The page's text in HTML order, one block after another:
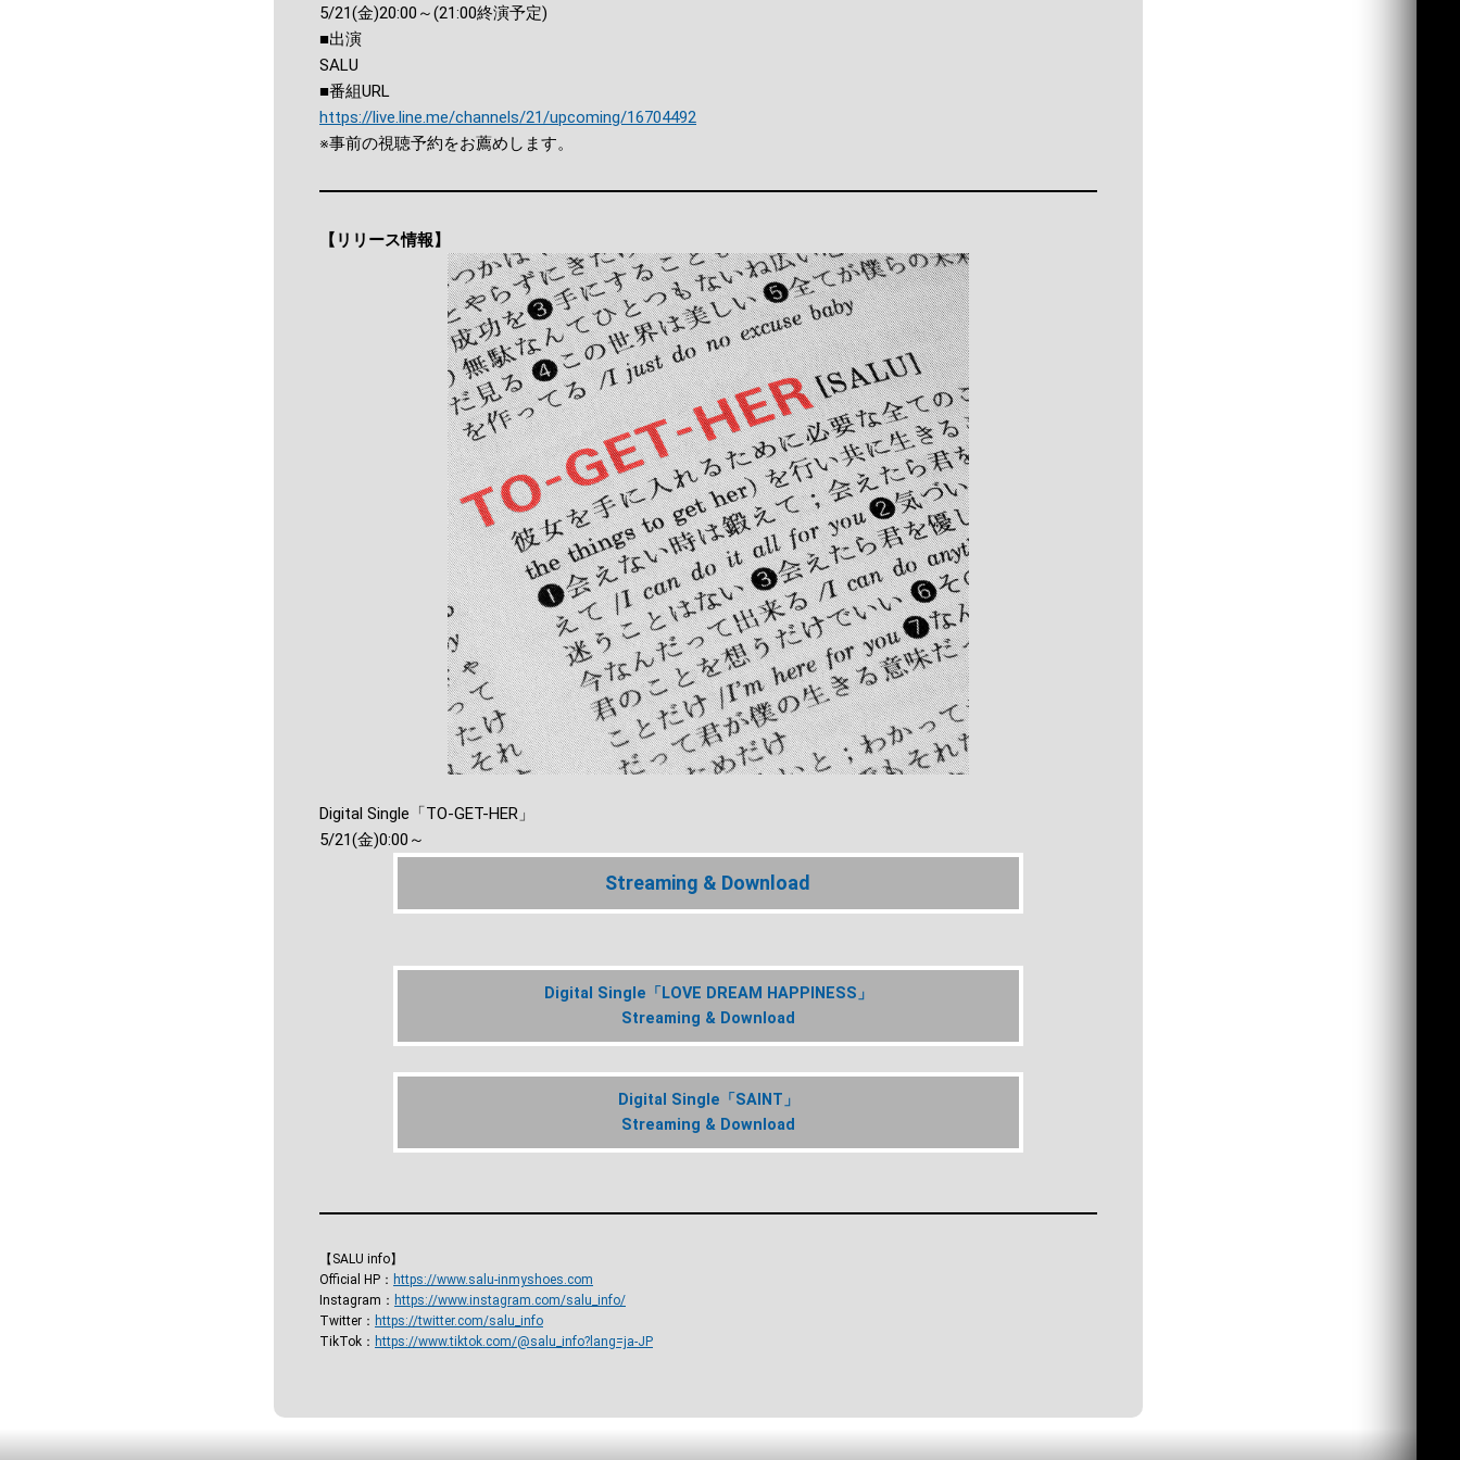
5/21(金)20:00～(21:00終演予定)
■出演
SALU
■番組URL
https://live.line.me/channels/21/upcoming/16704492
※事前の視聴予約をお薦めします。
【リリース情報】
Digital Single「TO-GET-HER」
5/21(金)0:00～
Streaming & Download
Digital Single「LOVE DREAM HAPPINESS」
Streaming & Download
Digital Single「SAINT」
Streaming & Download
【SALU info】
Official HP： https://www.salu-inmyshoes.com
Instagram： https://www.instagram.com/salu_info/
Twitter： https://twitter.com/salu_info
TikTok： https://www.tiktok.com/@salu_info?lang=ja-JP